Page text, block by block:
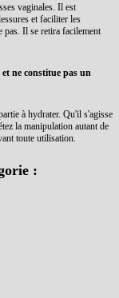
vaginales. Il est
et faciliter les
pas. Il se retira facilement
ne constitue pas un
à hydrater. Qu'il s'agisse
la manipulation autant de
toute utilisation.
: